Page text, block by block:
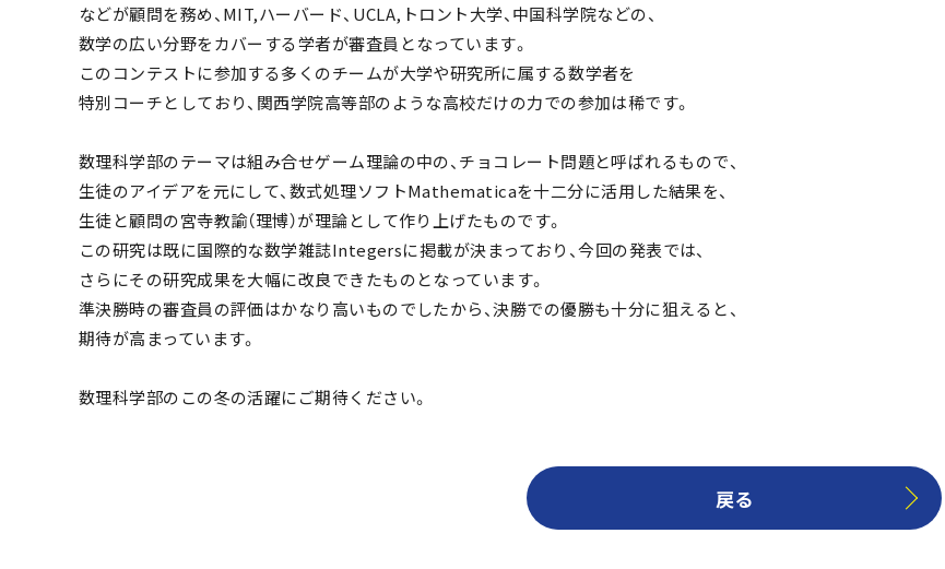
などが顧問を務め、MIT,ハーバード、UCLA,トロント大学、中国科学院などの、
数学の広い分野をカバーする学者が審査員となっています。
このコンテストに参加する多くのチームが大学や研究所に属する数学者を
特別コーチとしており、関西学院高等部のような高校だけの力での参加は稀です。
数理科学部のテーマは組み合せゲーム理論の中の、チョコレート問題と呼ばれるもので、
生徒のアイデアを元にして、数式処理ソフトMathematicaを十二分に活用した結果を、
生徒と顧問の宮寺教諭（理博）が理論として作り上げたものです。
この研究は既に国際的な数学雑誌Integersに掲載が決まっており、今回の発表では、
さらにその研究成果を大幅に改良できたものとなっています。
準決勝時の審査員の評価はかなり高いものでしたから、決勝での優勝も十分に狙えると、
期待が高まっています。
数理科学部のこの冬の活躍にご期待ください。
戻る